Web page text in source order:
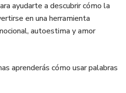
ayudarte a descubrir cómo la
en una herramienta
autoestima y amor
aprenderás cómo usar palabras